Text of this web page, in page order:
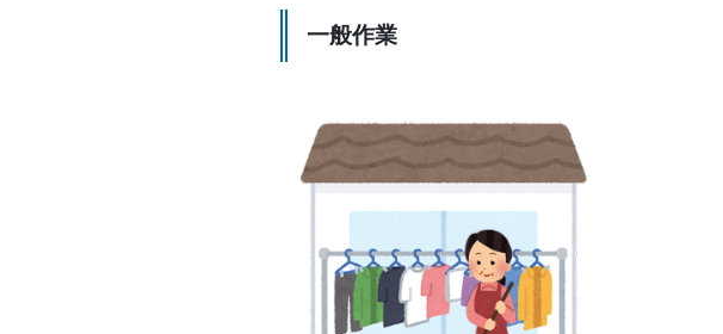
一般作業